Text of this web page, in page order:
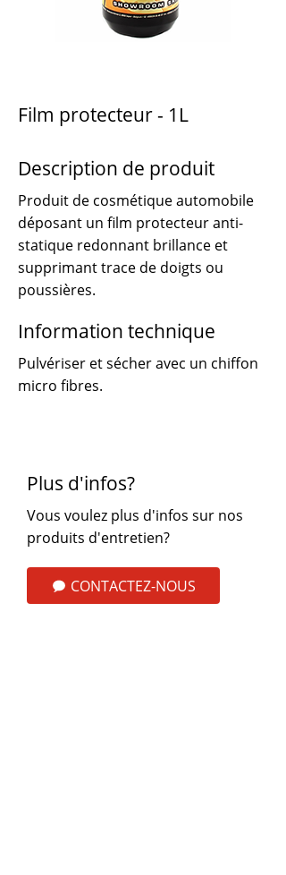
Film protecteur - 1L
Description de produit
Produit de cosmétique automobile
déposant un film protecteur anti-
statique redonnant brillance et
supprimant trace de doigts ou
poussières.
Information technique
Pulvériser et sécher avec un chiffon
micro fibres.
Plus d'infos?
Vous voulez plus d'infos sur nos
produits d'entretien?
CONTACTEZ-NOUS